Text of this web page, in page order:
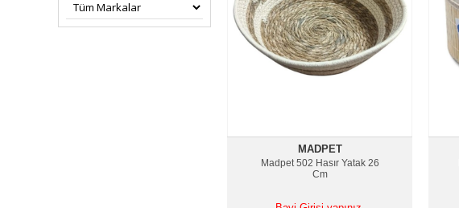
MADPET
Madpet 502 Hasır Yatak 26
Cm